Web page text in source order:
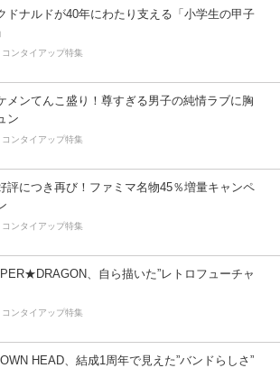
ドナルドが40年にわたり支える「小学生の甲子
コンタイアップ特集
メンてんこ盛り！尊すぎる男子の純情ラブに胸
ン
コンタイアップ特集
評につき再び！ファミマ名物45％増量キャンペ
コンタイアップ特集
、自ら描いた”レトロフューチャ
コンタイアップ特集
HEAD、結成1周年で見えた”バンドらしさ”